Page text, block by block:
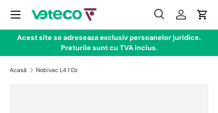
Sari la conținut
Căutare
Tip produs
Toate
CăutareConectare
Coş
Meniul
Acest site se adreseaza exclusiv persoanelor juridice.
Preturile sunt cu TVA inclus.
Acasă Nobivac L4 1 Dz